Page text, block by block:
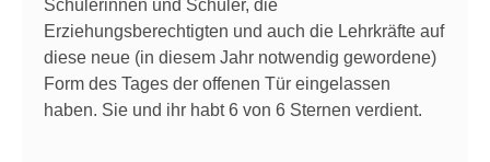
Schülerinnen und Schüler, die
Erziehungsberechtigten und auch die Lehrkräfte auf
diese neue (in diesem Jahr notwendig gewordene)
Form des Tages der offenen Tür eingelassen
haben. Sie und ihr habt 6 von 6 Sternen verdient.